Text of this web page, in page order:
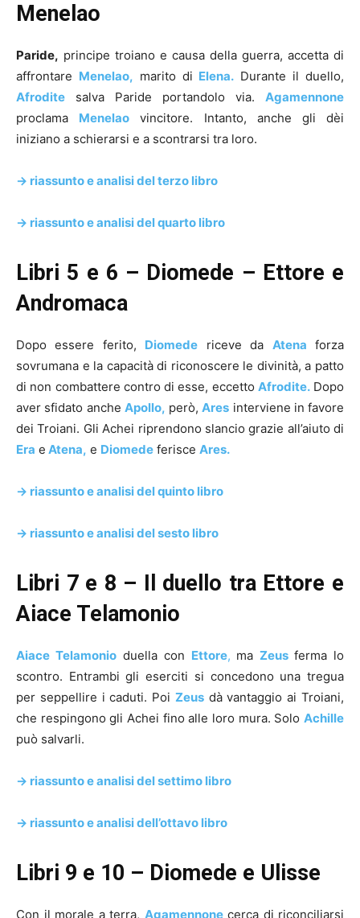
Menelao
Paride, principe troiano e causa della guerra, accetta di
affrontare Menelao, marito di Elena. Durante il duello,
Afrodite
salva Paride portandolo via. Agamennone
proclama Menelao
vincitore. Intanto, anche gli dèi
iniziano a schierarsi e a scontrarsi tra loro.
-> riassunto e analisi del terzo libro
-> riassunto e analisi del quarto libro
Libri 5 e 6 – Diomede – Ettore e
Andromaca
Dopo essere ferito, Diomede riceve da Atena forza
sovrumana e la capacità di riconoscere le divinità, a patto
di non combattere contro di esse, eccetto Afrodite. Dopo
aver sfidato anche Apollo, però,Ares interviene in favore
dei Troiani. Gli Achei riprendono slancio grazie all’aiuto di
Era e Atena, e Diomede ferisce Ares.
-> riassunto e analisi del quinto libro
-> riassunto e analisi del sesto libro
Libri 7 e 8 – Il duello tra Ettore e
Aiace Telamonio
Aiace Telamonio duella con Ettore, maZeusferma lo
scontro. Entrambi gli eserciti si concedono una tregua
per seppellire i caduti. Poi Zeusdà vantaggio ai Troiani,
che respingono gli Achei fino alle loro mura. Solo Achille
può salvarli.
-> riassunto e analisi del settimo libro
-> riassunto e analisi dell’ottavo libro
Libri 9 e 10 – Diomede e Ulisse
Con il morale a terra, Agamennonecerca di riconciliarsi